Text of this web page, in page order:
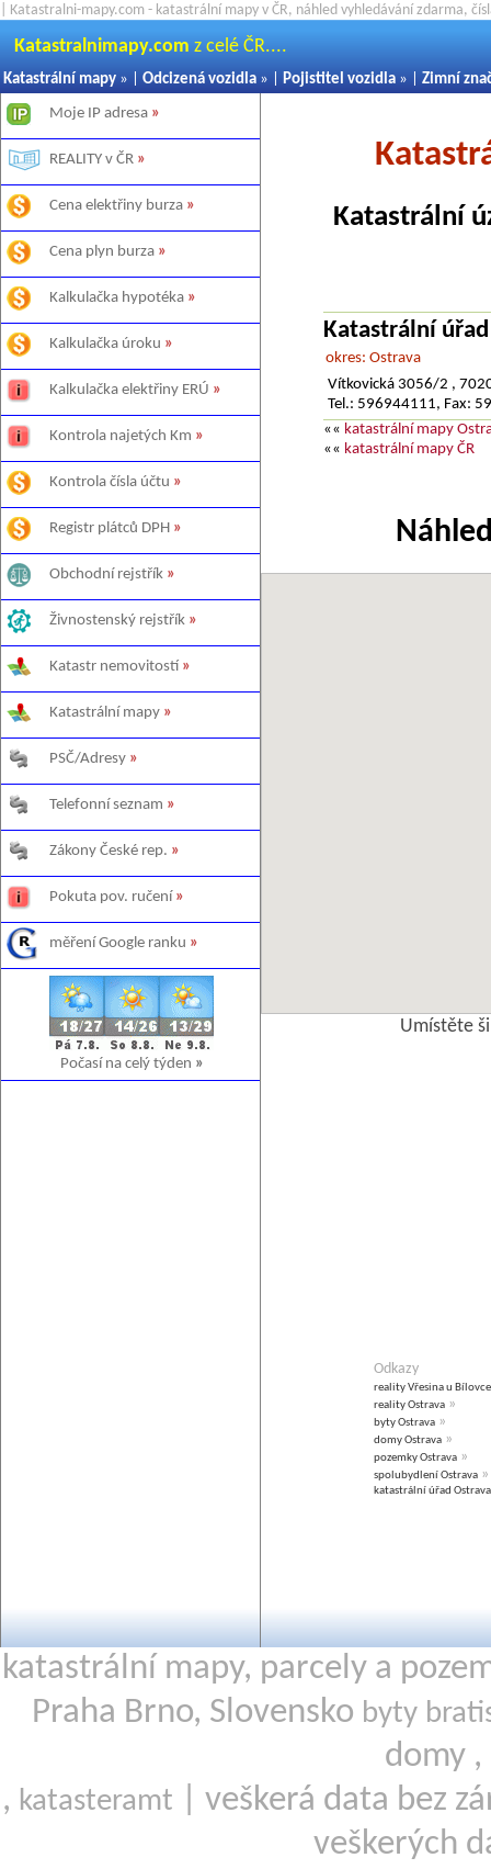
| Katastralni-mapy.com - katastrální mapy v ČR, náhled vyhledávání zdarma,
Katastralnimapy.com z celé ČR....
Katastrální mapy » | Odcizená vozidla » | Pojistitel vozidla » | Zimní
Moje IP adresa »
REALITY v ČR »
Cena elektřiny burza »
Cena plyn burza »
Kalkulačka hypotéka »
Kalkulačka úroku »
Kalkulačka elektřiny ERÚ »
Kontrola najetých Km »
Kontrola čísla účtu »
Registr plátců DPH »
Obchodní rejstřík »
Živnostenský rejstřík »
Katastr nemovitostí »
Katastrální mapy »
PSČ/Adresy »
Telefonní seznam »
Zákony České rep. »
Pokuta pov. ručení »
měření Google ranku »
Počasí na celý týden »
Katastrální
Katastrální
okres: Ostrava
Vítkovická 3056/2 ,
Tel.: 596944111, Fax:
«« katastrální mapy
«« katastrální mapy ČR
Umístěte
Odkazy
reality Vřesina u Bílovce
reality Ostrava »
byty Ostrava »
domy Ostrava »
pozemky Ostrava »
spolubydlení Ostrava »
katastrální úřad Ostrava
katastrální mapy, parcely a
Praha Brno, Slovensko byty
domy ,
, katasteramt
| veškerá data bez
veškerých